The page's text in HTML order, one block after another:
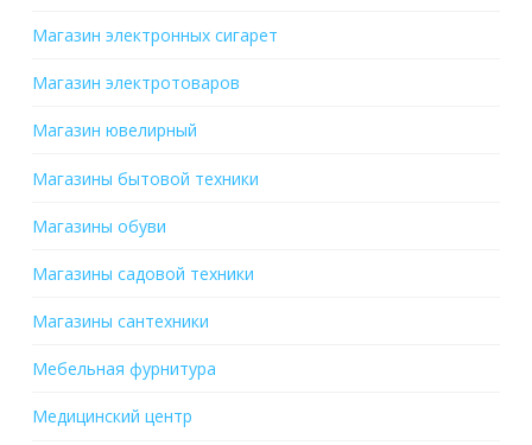
Магазин электронных сигарет
Магазин электротоваров
Магазин ювелирный
Магазины бытовой техники
Магазины обуви
Магазины садовой техники
Магазины сантехники
Мебельная фурнитура
Медицинский центр